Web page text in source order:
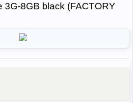
3G-8GB black (FACTORY